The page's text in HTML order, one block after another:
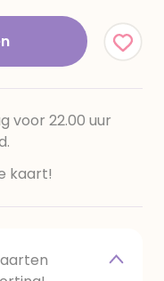
voor 22.00 uur
kaart!